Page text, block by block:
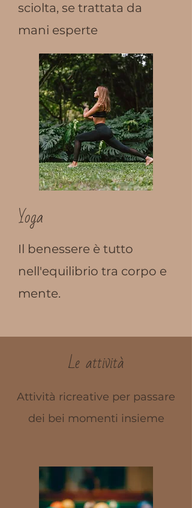
sciolta, se trattata da
mani esperte
Yoga
Il benessere è tutto
nell'equilibrio tra corpo e
mente.
Le attività
Attività ricreative per passare
dei bei momenti insieme